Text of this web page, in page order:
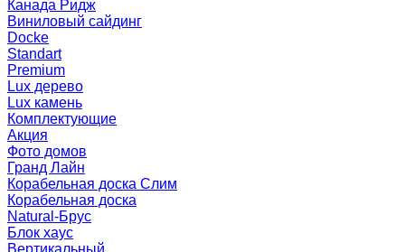
Канада Ридж
Виниловый сайдинг
Docke
Standart
Premium
Lux дерево
Lux камень
Комплектующие
Акция
Фото домов
Гранд Лайн
Корабельная доска Слим
Корабельная доска
Natural-Брус
Блок хаус
Вертикальный